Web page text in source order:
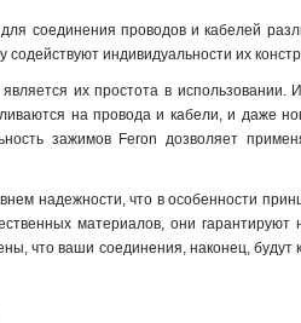
соединения проводов и кабелей
индивидуальности их
их простота в использовании.
на провода и кабели, и даже
зажимов Feron дозволяет
надежности, что в особенности
материалов, они
что ваши соединения, наконец,